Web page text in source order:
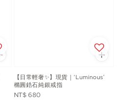
【日常輕奢✨】現貨｜‘Luminous’
橢圓鋯石純銀戒指
Regular
NT$ 680